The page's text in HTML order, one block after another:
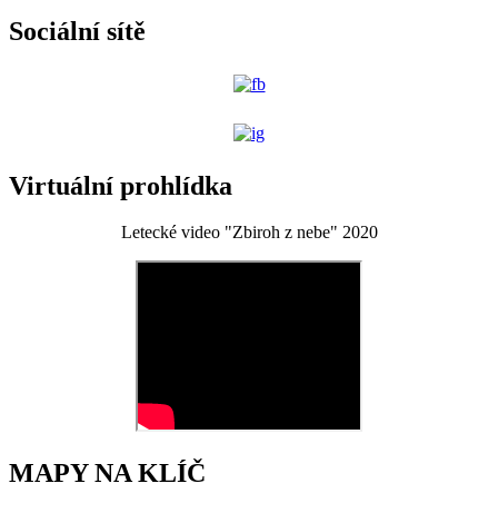
Sociální sítě
Virtuální prohlídka
Letecké video "Zbiroh z nebe" 2020
MAPY NA KLÍČ